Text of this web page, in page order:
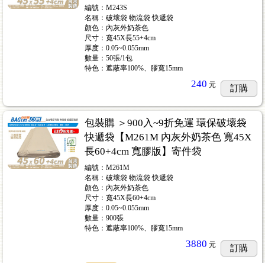
編號：M243S
名稱：破壞袋 物流袋 快遞袋
顏色：內灰外奶茶色
尺寸：寬45X長55+4cm
厚度：0.05~0.055mm
數量：50張/1包
特色：遮蔽率100%、膠寬15mm
240 元 訂購
包裝購 ＞900入~9折免運 環保破壞袋
快遞袋【M261M 內灰外奶茶色 寬45X
長60+4cm 寬膠版】寄件袋
編號：M261M
名稱：破壞袋 物流袋 快遞袋
顏色：內灰外奶茶色
尺寸：寬45X長60+4cm
厚度：0.05~0.055mm
數量：900張
特色：遮蔽率100%、膠寬15mm
3880 元 訂購